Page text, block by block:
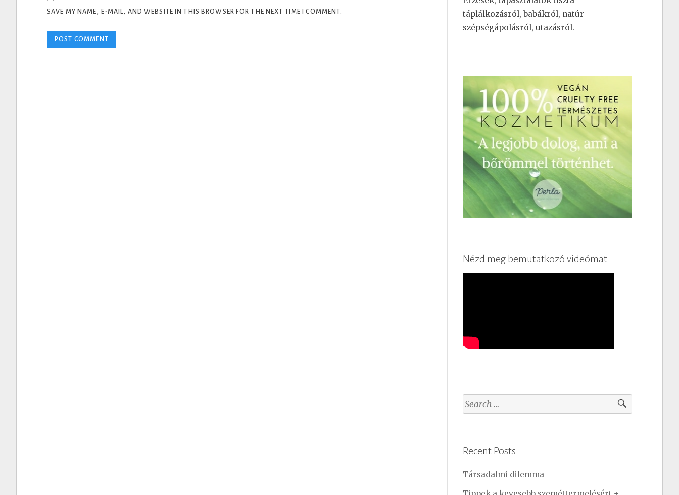
SAVE MY NAME, E-MAIL, AND WEBSITE IN THIS BROWSER FOR THE NEXT TIME I COMMENT.
táplálkozásról, babákról, natúr
szépségápolásról, utazásról.
Nézd meg bemutatkozó videómat
S
e
c
h
f
Recent Posts
Társadalmi dilemma